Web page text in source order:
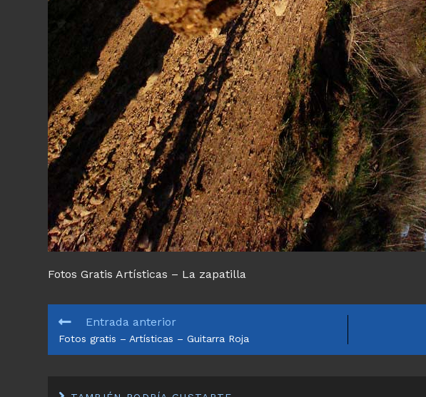
Fotos Gratis Artísticas – La zapatilla
LEER
ARTÍCULOS
Entrada anterior
Fotos gratis – Artísticas – Guitarra Roja